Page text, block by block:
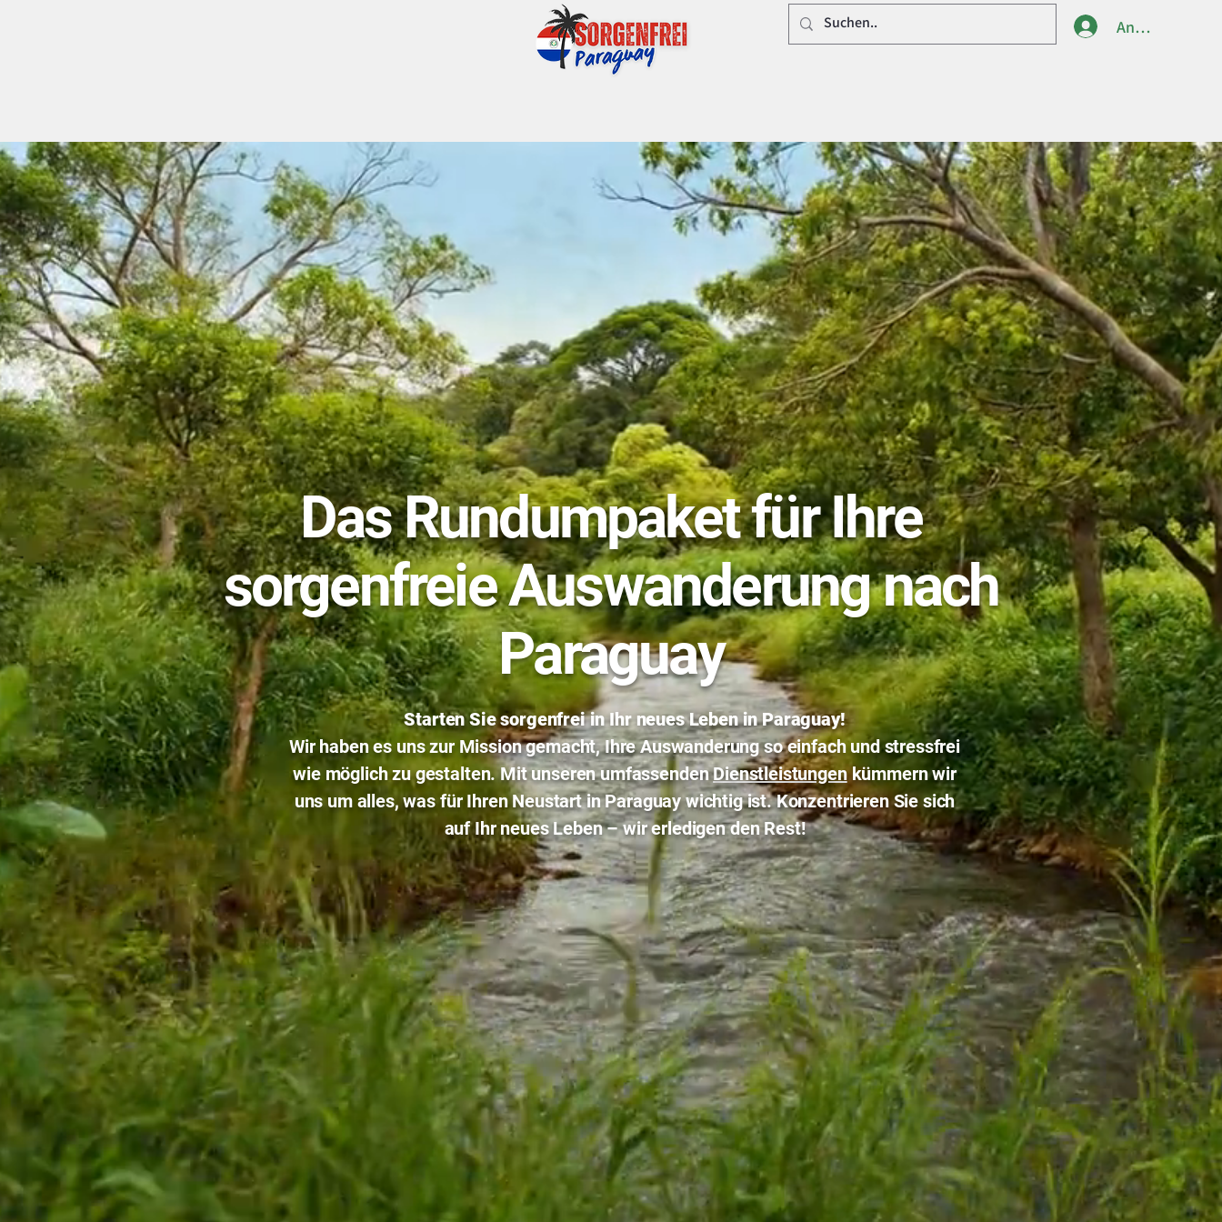
Anmelden
Das Rundumpaket für Ihre
sorgenfreie Auswanderung nach
Paraguay
Starten Sie sorgenfrei in Ihr neues Leben in Paraguay!
Wir haben es uns zur Mission gemacht, Ihre Auswanderung so einfach und stressfrei
wie möglich zu gestalten. Mit unseren umfassendenDienstleistungenkümmern wir
uns um alles, was für Ihren Neustart in Paraguay wichtig ist. Konzentrieren Sie sich
auf Ihr neues Leben – wir erledigen den Rest!